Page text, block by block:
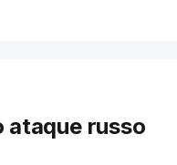
ataque russo